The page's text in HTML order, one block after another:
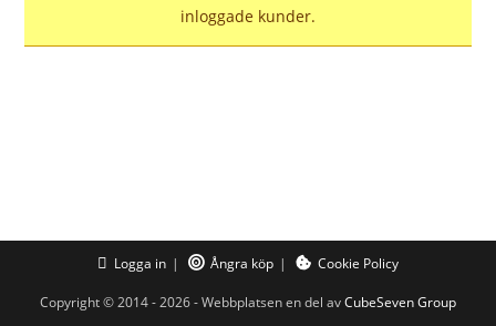
inloggade kunder.
Logga in Ångra köp Cookie Policy
Copyright © 2014 - 2026 - Webbplatsen en del avCubeSeven Group